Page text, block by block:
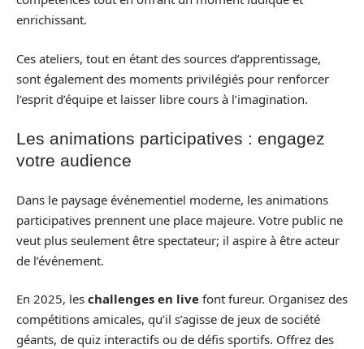
enrichissant.
Ces ateliers, tout en étant des sources d’apprentissage,
sont également des moments privilégiés pour renforcer
l’esprit d’équipe et laisser libre cours à l’imagination.
Les animations participatives : engagez
votre audience
Dans le paysage événementiel moderne, les animations
participatives prennent une place majeure. Votre public ne
veut plus seulement être spectateur; il aspire à être acteur
de l’événement.
En 2025, les challenges en live font fureur. Organisez des
compétitions amicales, qu’il s’agisse de jeux de société
géants, de quiz interactifs ou de défis sportifs. Offrez des